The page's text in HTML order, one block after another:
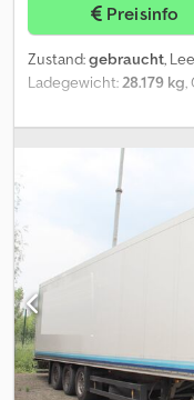
Preisinfo
Zustand:gebraucht,
Ladegewicht:28.179 kg,
Laderaumbreite:2.480
Laderaumvolumen:
Sonstige ,
, Ausstattung:
Koffer / Dopple Stock /
Schmitz Koffer -
(LxBxH): 13,60 x 2,48 x
- SAF Achsen - Reifen:
Exportpreis! Schmitz
Standard -
2.48 x 2.70m - ABS/EBS -
385/55R22.5 German